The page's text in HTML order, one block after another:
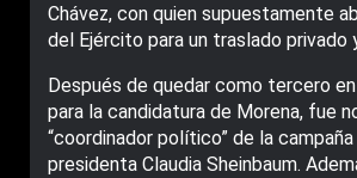
Chávez, con quien supuestamente
del Ejército para un traslado privado
Después de quedar como tercero
para la candidatura de Morena, fue
“coordinador político” de la
presidenta Claudia Sheinbaum.